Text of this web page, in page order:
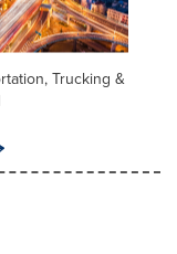
Trucking &